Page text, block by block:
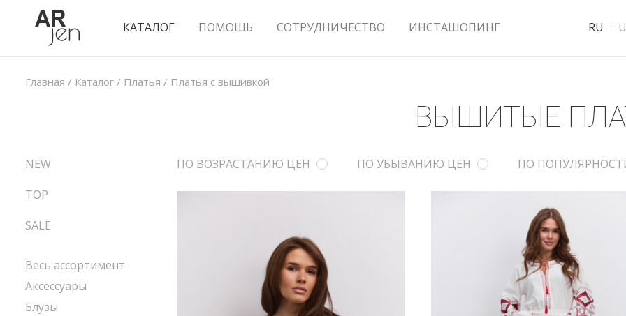
КАТАЛОГ ПОМОЩЬ СОТРУДНИЧЕСТВО ИНСТАШОПИНГ RU
Главная / Каталог / Платья / Платья с вышивкой
ВЫШИТЫЕ
ПО ВОЗРАСТАНИЮ ЦЕН ПО УБЫВАНИЮ ЦЕН ПО
NEW
TOP
SALE
Весь ассортимент
Аксессуары
Блузы